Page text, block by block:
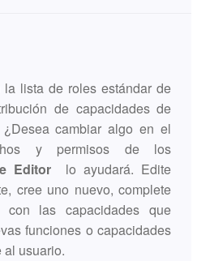
la lista de roles estándar de
de capacidades de
¿Desea cambiar algo en el
y permisos de los
Editorlo ayudará. Edite
cree uno nuevo, complete
las capacidades que
funciones o capacidades
al usuario.